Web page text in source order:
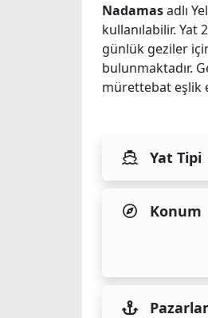
Nadamasadlı
kullanılabilir. Yat
günlük geziler
bulunmaktadır.
mürettebat eşlik
Yat Tipi
Konum